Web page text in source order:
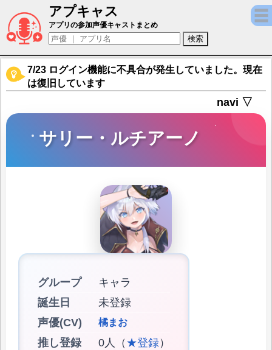
アプキャス
サリー・ルチアーノ（声優：橘まお)【ミナ
アプリの参加声優キャストまとめ
7/23 ログイン機能に不具合が発生していました。現在
は復旧しています
navi ▽
サリー・ルチアーノ
グループ
キャラ
誕生日
未登録
声優(CV)
橘まお
推し登録 0人（ ★登録）